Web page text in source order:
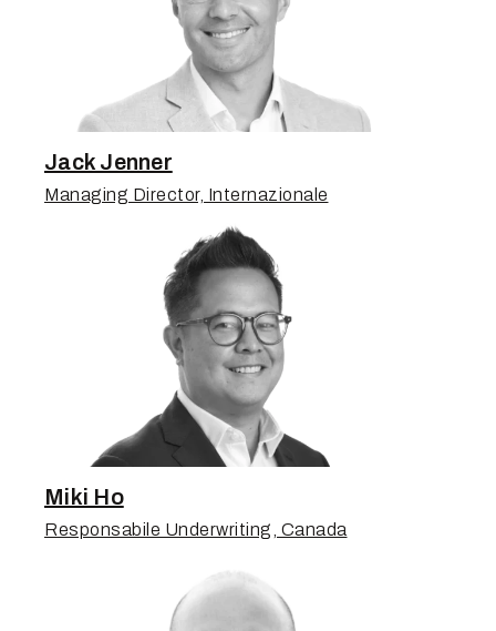
Jack Jenner
Managing Director, Internazionale
Miki Ho
Responsabile Underwriting, Canada